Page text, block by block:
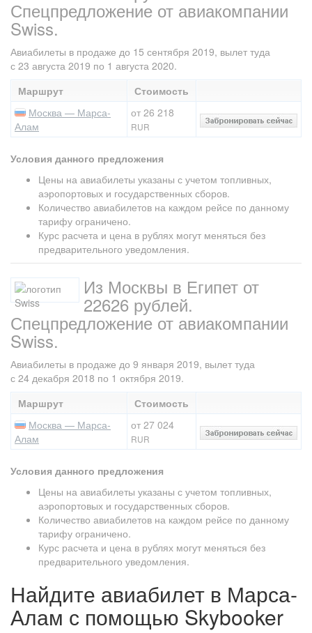
Спецпредложение от авиакомпании
Swiss.
Авиабилеты в продаже до 15 сентября 2019, вылет туда
с 23 августа 2019 по 1 августа 2020.
Маршрут
Стоимость
Москва — Марса-
Алам
от 26 218
RUR
Условия данного предложения
Цены на авиабилеты указаны с учетом топливных,
аэропортовых и государственных сборов.
Количество авиабилетов на каждом рейсе по данному
тарифу ограничено.
Курс расчета и цена в рублях могут меняться без
предварительного уведомления.
Из Москвы в Египет от
22626 рублей.
Спецпредложение от авиакомпании
Swiss.
Авиабилеты в продаже до 9 января 2019, вылет туда
с 24 декабря 2018 по 1 октября 2019.
Маршрут
Стоимость
Москва — Марса-
Алам
от 27 024
RUR
Условия данного предложения
Цены на авиабилеты указаны с учетом топливных,
аэропортовых и государственных сборов.
Количество авиабилетов на каждом рейсе по данному
тарифу ограничено.
Курс расчета и цена в рублях могут меняться без
предварительного уведомления.
Найдите авиабилет в Марса-
Алам с помощью Skybooker